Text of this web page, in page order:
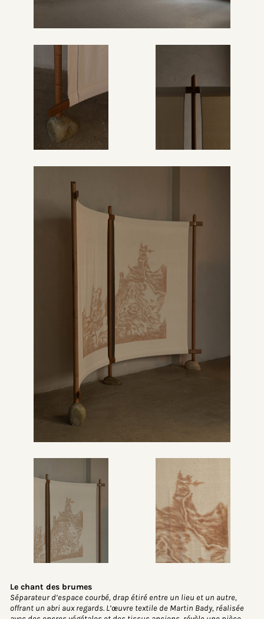
Le chant des brumes
Séparateur d’espace courbé, drap étiré entre un lieu et un autre,
offrant un abri aux regards. L’œuvre textile de Martin Bady, réalisée